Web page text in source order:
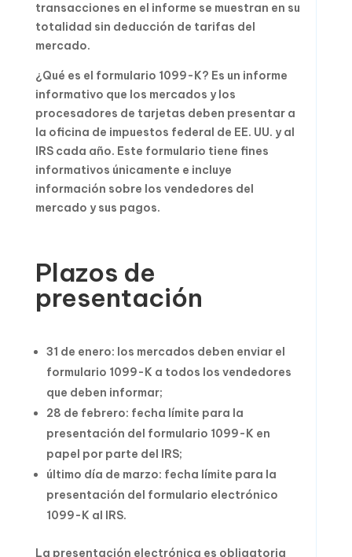
transacciones en el informe se muestran en su
totalidad sin deducción de tarifas del
mercado.
¿Qué es el formulario 1099-K? Es un informe
informativo que los mercados y los
procesadores de tarjetas deben presentar a
la oficina de impuestos federal de EE. UU. y al
IRS cada año. Este formulario tiene fines
informativos únicamente e incluye
información sobre los vendedores del
mercado y sus pagos.
Plazos de
presentación
31 de enero: los mercados deben enviar el
formulario 1099-K a todos los vendedores
que deben informar;
28 de febrero: fecha límite para la
presentación del formulario 1099-K en
papel por parte del IRS;
último día de marzo: fecha límite para la
presentación del formulario electrónico
1099-K al IRS.
La presentación electrónica es obligatoria